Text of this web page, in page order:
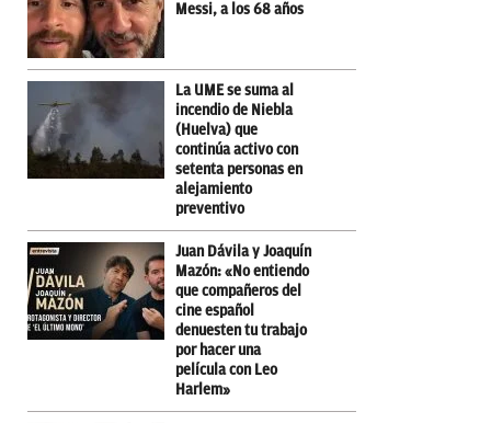
Messi, a los 68 años
La UME se suma al
incendio de Niebla
(Huelva) que
continúa activo con
setenta personas en
alejamiento
preventivo
Juan Dávila y Joaquín
Mazón: «No entiendo
que compañeros del
cine español
denuesten tu trabajo
por hacer una
película con Leo
Harlem»